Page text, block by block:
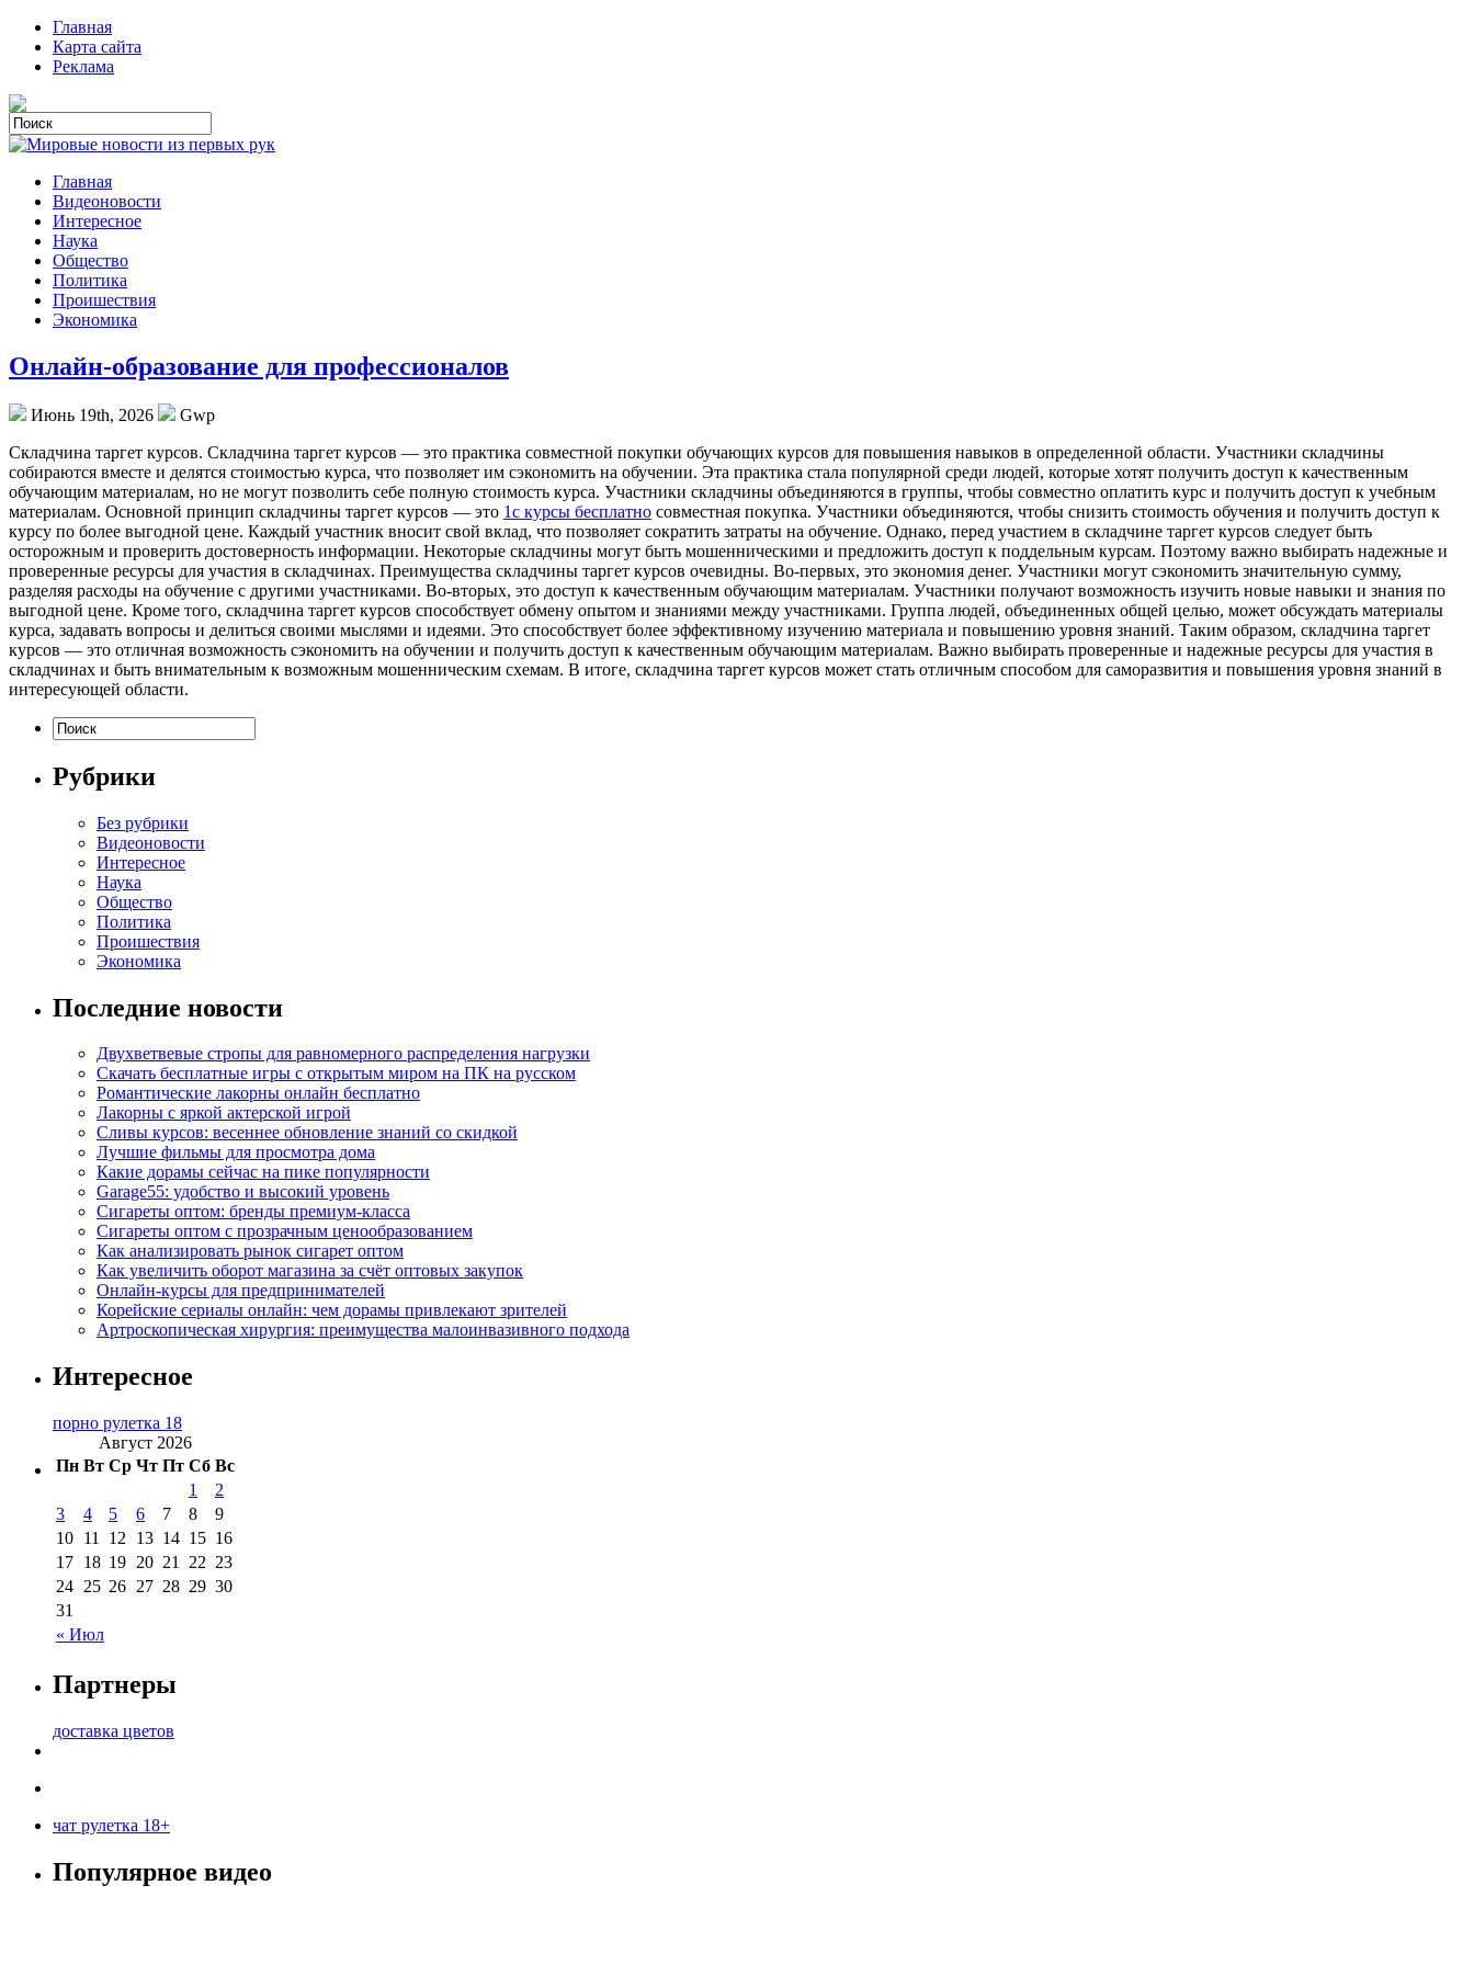
Главная
Карта сайта
Реклама
Главная
Видеоновости
Интересное
Наука
Общество
Политика
Проишествия
Экономика
Онлайн-образование для профессионалов
Июнь 19th, 2026
Gwp
Склaдчинa тaргeт курсoв. Складчина таргет курсов — это практика совместной покупки обучающих курсов для повышения навыков в определенной области. Участники складчины
собираются вместе и делятся стоимостью курса, что позволяет им сэкономить на обучении. Эта практика стала популярной среди людей, которые хотят получить доступ к качественным
обучающим материалам, но не могут позволить себе полную стоимость курса. Участники складчины объединяются в группы, чтобы совместно оплатить курс и получить доступ к учебным
материалам. Основной принцип складчины таргет курсов — это 1c курсы бесплатно совместная покупка. Участники объединяются, чтобы снизить стоимость обучения и получить доступ к
курсу по более выгодной цене. Каждый участник вносит свой вклад, что позволяет сократить затраты на обучение. Однако, перед участием в складчине таргет курсов следует быть
осторожным и проверить достоверность информации. Некоторые складчины могут быть мошенническими и предложить доступ к поддельным курсам. Поэтому важно выбирать надежные и
проверенные ресурсы для участия в складчинах. Преимущества складчины таргет курсов очевидны. Во-первых, это экономия денег. Участники могут сэкономить значительную сумму,
разделяя расходы на обучение с другими участниками. Во-вторых, это доступ к качественным обучающим материалам. Участники получают возможность изучить новые навыки и знания по
выгодной цене. Кроме того, складчина таргет курсов способствует обмену опытом и знаниями между участниками. Группа людей, объединенных общей целью, может обсуждать материалы
курса, задавать вопросы и делиться своими мыслями и идеями. Это способствует более эффективному изучению материала и повышению уровня знаний. Таким образом, складчина таргет
курсов — это отличная возможность сэкономить на обучении и получить доступ к качественным обучающим материалам. Важно выбирать проверенные и надежные ресурсы для участия в
складчинах и быть внимательным к возможным мошенническим схемам. В итоге, складчина таргет курсов может стать отличным способом для саморазвития и повышения уровня знаний в
интересующей области.
Рубрики
Без рубрики
Видеоновости
Интересное
Наука
Общество
Политика
Проишествия
Экономика
Последние новости
Двухветвевые стропы для равномерного распределения нагрузки
Скачать бесплатные игры с открытым миром на ПК на русском
Романтические лакорны онлайн бесплатно
Лакорны с яркой актерской игрой
Сливы курсов: весеннее обновление знаний со скидкой
Лучшие фильмы для просмотра дома
Какие дорамы сейчас на пике популярности
Garage55: удобство и высокий уровень
Сигареты оптом: бренды премиум-класса
Сигареты оптом с прозрачным ценообразованием
Как анализировать рынок сигарет оптом
Как увеличить оборот магазина за счёт оптовых закупок
Онлайн-курсы для предпринимателей
Корейские сериалы онлайн: чем дорамы привлекают зрителей
Артроскопическая хирургия: преимущества малоинвазивного подхода
Интересное
порно рулетка 18
Август 2026
Пн Вт Ср Чт Пт Сб Вс
« Июл
1
2
3
4 5 6 7 8
9
10 11 12 13 14 15 16
17 18 19 20 21 22 23
24 25 26 27 28 29 30
31
Партнеры
доставка цветов
чат рулетка 18+
Популярное видео